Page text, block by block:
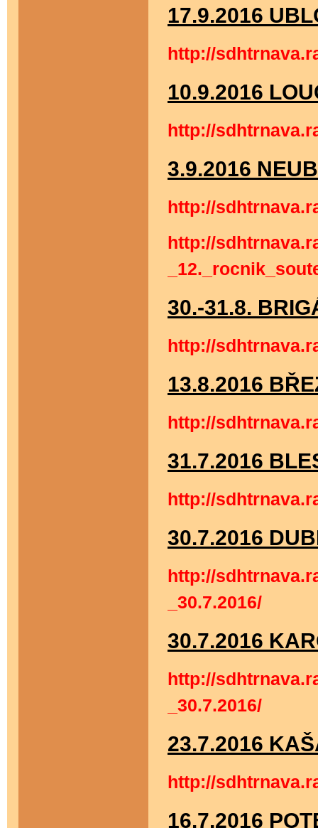
17.9.2016
http://
10.9.2016
http://
3.9.2016
http://
http://
30.-31.8.
http://
13.8.2016
http://
31.7.2016
http://
30.7.2016
http://
_30.7.2016/
30.7.2016
http://
_30.7.2016/
23.7.2016
http://
16.7.2016